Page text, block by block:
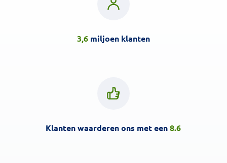
3,6miljoen klanten
Klanten waarderen ons met een8.6